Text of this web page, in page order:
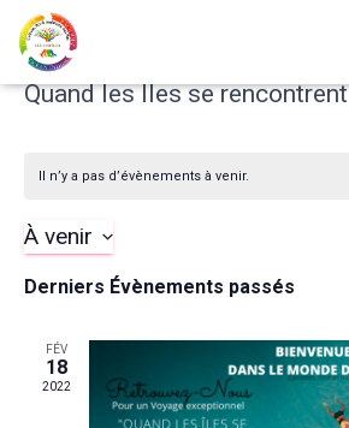
Quand les Îles se rencontrent
Il n’y a pas d’évènements à venir.
À venir
une
Derniers Évènements passés
FÉV
18
2022